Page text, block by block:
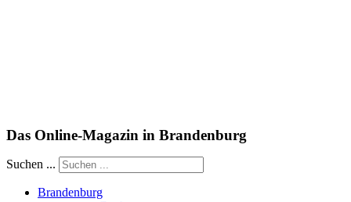
Das Online-Magazin in Brandenburg
Suchen ...
Brandenburg